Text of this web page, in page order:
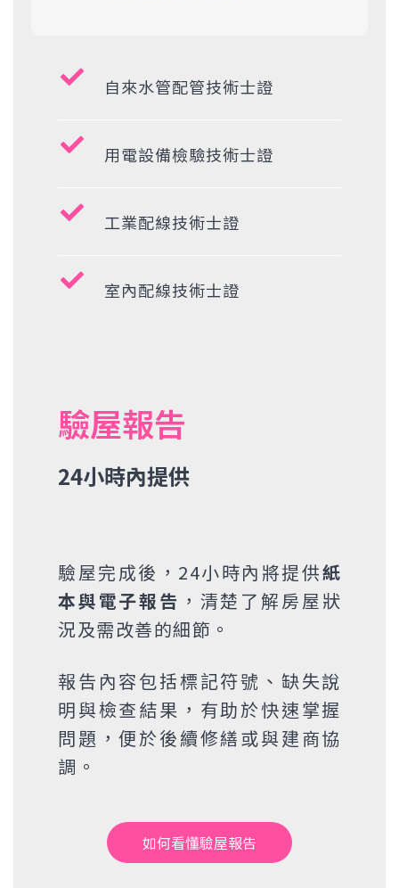
自來水管配管技術士證
用電設備檢驗技術士證
工業配線技術士證
室內配線技術士證
驗屋報告
24小時內提供
驗屋完成後，24小時內將提供紙
本與電子報告 ，清楚了解房屋狀
況及需改善的細節。
報告內容包括標記符號、缺失說
明與檢查結果，有助於快速掌握
問題，便於後續修繕或與建商協
調。
如何看懂驗屋報告